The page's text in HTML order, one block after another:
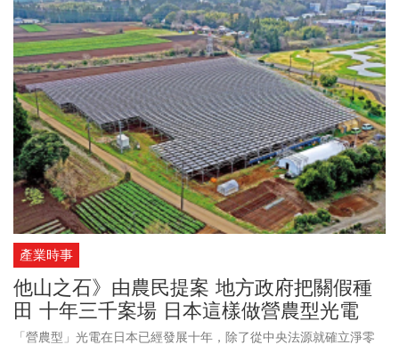
產業時事
他山之石》由農民提案 地方政府把關假種
田 十年三千案場 日本這樣做營農型光電
「營農型」光電在日本已經發展十年，除了從中央法源就確立淨零